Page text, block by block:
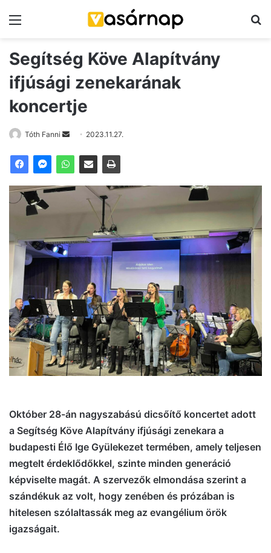
Segítség Köve Alapítvány
ifjúsági zenekarának
koncertje
Tóth Fanni
a
m
l
2023.11.27.
Október 28-án nagyszabású dicsőítő koncertet adott
a Segítség Köve Alapítvány ifjúsági zenekara a
budapesti Élő Ige Gyülekezet termében, amely teljesen
megtelt érdeklődőkkel, szinte minden generáció
képviselte magát. A szervezők elmondása szerint a
szándékuk az volt, hogy zenében és prózában is
hitelesen szólaltassák meg az evangélium örök
igazságait.